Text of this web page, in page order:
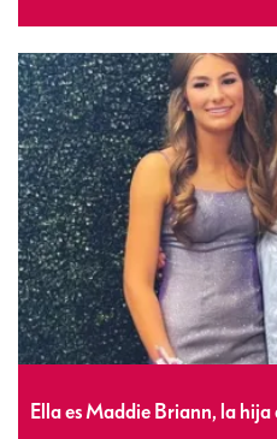
Ella es Maddie Briann, la hija